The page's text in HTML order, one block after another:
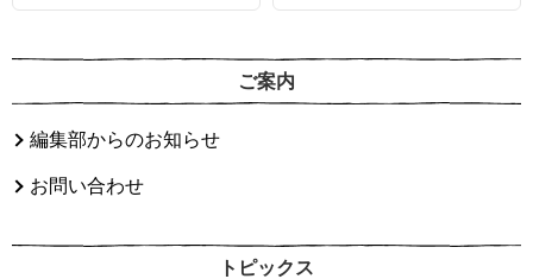
ご案内
編集部からのお知らせ
お問い合わせ
トピックス